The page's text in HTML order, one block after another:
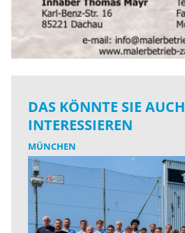
DAS KÖNNTE SIE AUCH
INTERESSIEREN
MÜNCHEN